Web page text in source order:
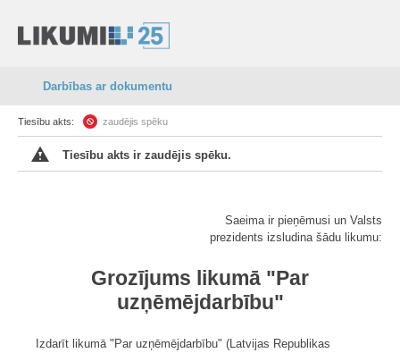
Darbības ar dokumentu
Tiesību akts: zaudējis spēku
Tiesību akts ir zaudējis spēku.
Saeima ir pieņēmusi un Valsts
prezidents izsludina šādu likumu:
Grozījums likumā "Par
uzņēmējdarbību"
Izdarīt likumā "Par uzņēmējdarbību" (Latvijas Republikas